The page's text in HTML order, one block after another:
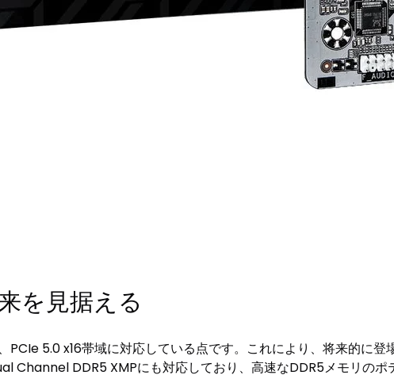
を見据える
PCIe 5.0 x16帯域に対応している点です。これにより、将来的に
Channel DDR5 XMPにも対応しており、高速なDDR5メモリのポ